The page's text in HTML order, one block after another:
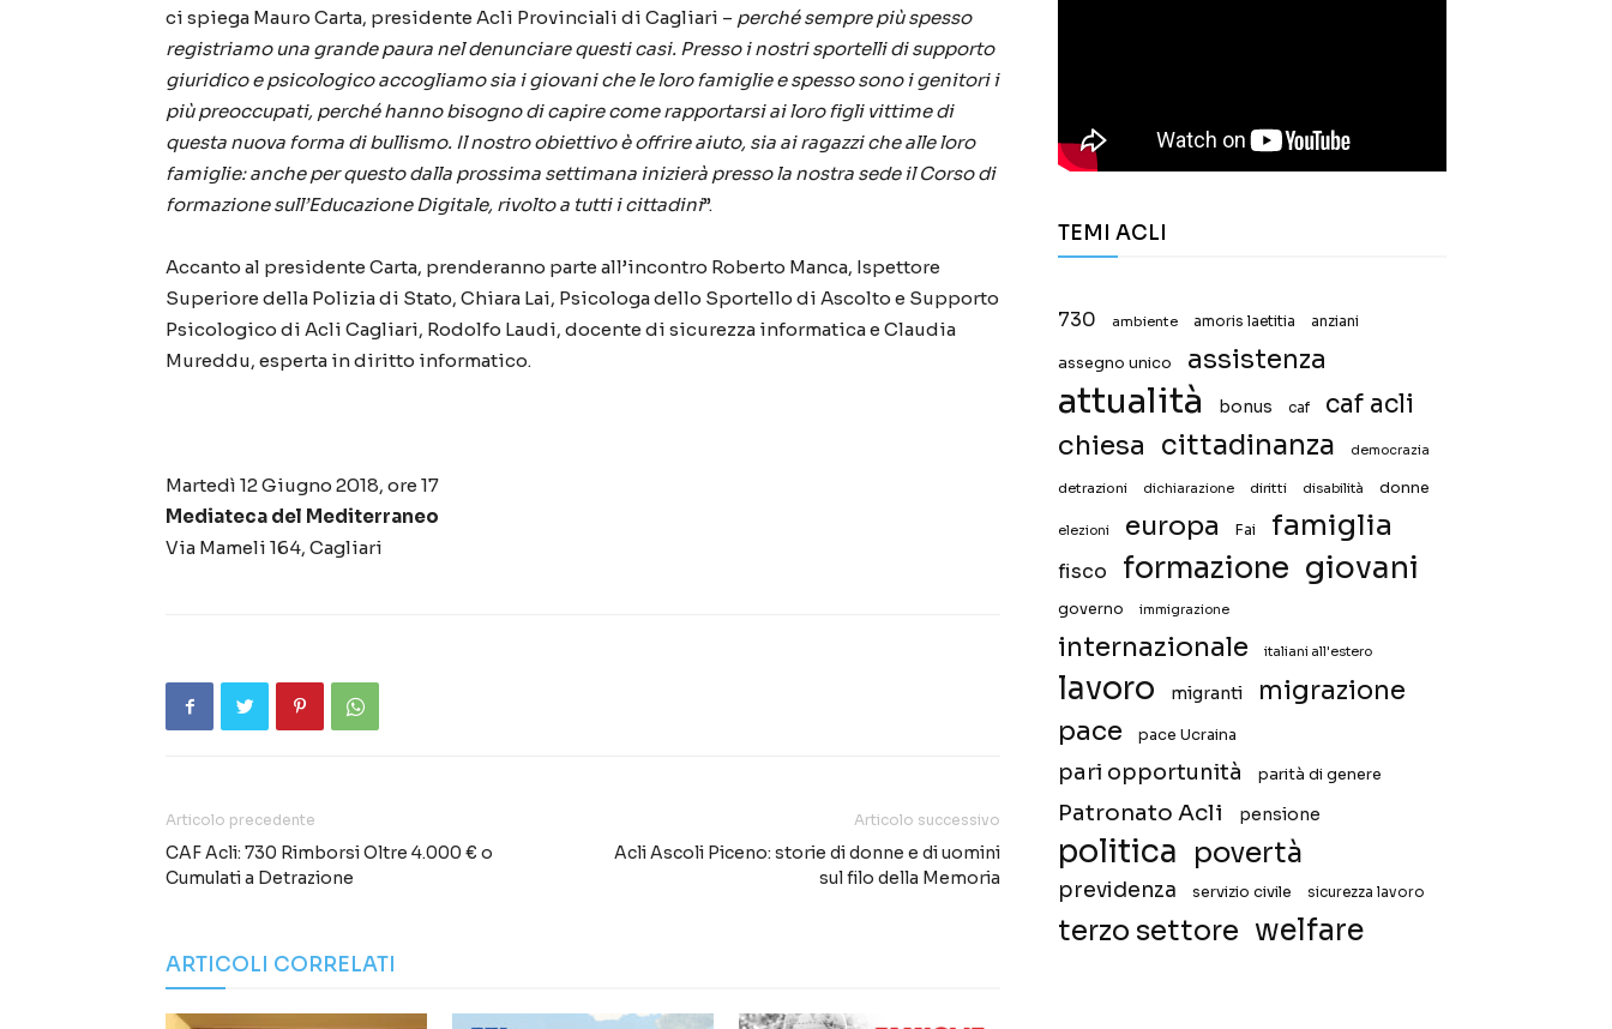
ci spiega Mauro Carta, presidente Acli Provinciali di Cagliari – perché sempre più spesso
registriamo una grande paura nel denunciare questi casi. Presso i nostri sportelli di supporto
giuridico e psicologico accogliamo sia i giovani che le loro famiglie e spesso sono i genitori i
più preoccupati, perché hanno bisogno di capire come rapportarsi ai loro figli vittime di
questa nuova forma di bullismo. Il nostro obiettivo è offrire aiuto, sia ai ragazzi che alle loro
famiglie: anche per questo dalla prossima settimana inizierà presso la nostra sede il Corso di
formazione sull’Educazione Digitale, rivolto a tutti i cittadini”.
Accanto al presidente Carta, prenderanno parte all’incontro Roberto Manca, Ispettore
Superiore della Polizia di Stato, Chiara Lai, Psicologa dello Sportello di Ascolto e Supporto
Psicologico di Acli Cagliari, Rodolfo Laudi, docente di sicurezza informatica e Claudia
Mureddu, esperta in diritto informatico.
Martedì 12 Giugno 2018, ore 17
Mediateca del Mediterraneo
Via Mameli 164, Cagliari
Articolo precedente
CAF Acli: 730 Rimborsi Oltre 4.000 € o
Cumulati a Detrazione
Articolo successivo
Acli Ascoli Piceno: storie di donne e di uomini
sul filo della Memoria
ARTICOLI CORRELATI
TEMI ACLI
730 ambiente amoris laetitia anziani
assegno unico assistenza
attualità bonus caf caf acli
chiesa cittadinanza democrazia
detrazioni dichiarazione diritti disabilità donne
elezioni europa Fai famiglia
fisco formazione giovani
governo immigrazione
internazionale italiani all'estero
lavoro migranti
migrazione
pace
pace Ucraina
pari opportunità parità di genere
Patronato Acli pensione
politica povertà
previdenza servizio civile sicurezza lavoro
terzo settore welfare